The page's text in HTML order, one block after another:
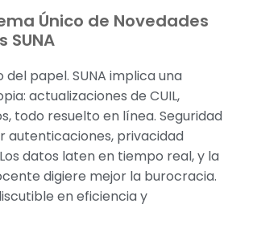
Único de Novedades
SUNA
papel. SUNA implica una
actualizaciones de CUIL,
todo resuelto en línea. Seguridad
autenticaciones, privacidad
datos laten en tiempo real, y la
digiere mejor la burocracia.
en eficiencia y